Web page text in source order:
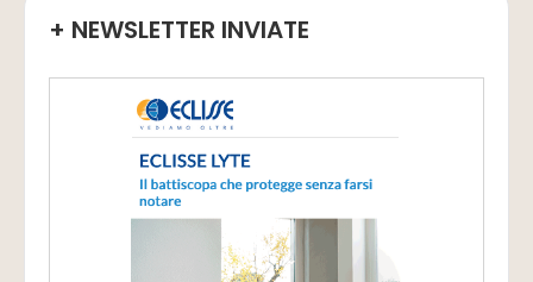
+ NEWSLETTER INVIATE